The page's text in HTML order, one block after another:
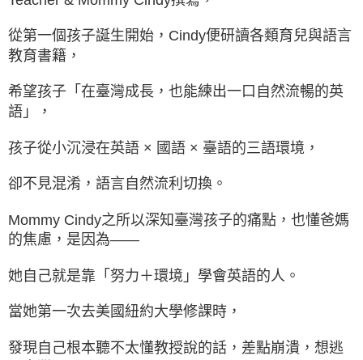
從第一個孩子誕生開始，Cindy便研讀各類育兒與語言
教育書籍，
希望孩子「在臺灣成長，也能練出一口自然流暢的英
語」，
孩子從小沉浸在英語 × 國語 × 臺語的三語環境，
卻不見混淆，語言自然流利切換。
Mommy Cindy之所以深知臺灣孩子的痛點，也懂爸媽
的焦慮，是因為——
她自己就是靠「努力＋環境」學會英語的人。
當她第一次去美國紐約大學修課時，
發現自己根本聽不太懂教授說的話，差點崩潰，想逃